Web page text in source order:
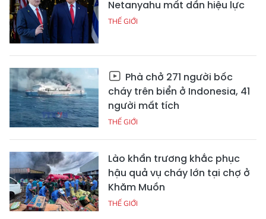
Netanyahu mất dần hiệu lực
THẾ GIỚI
Phà chở 271 người bốc
cháy trên biển ở Indonesia, 41
người mất tích
THẾ GIỚI
Lào khẩn trương khắc phục
hậu quả vụ cháy lớn tại chợ ở
Khăm Muồn
THẾ GIỚI